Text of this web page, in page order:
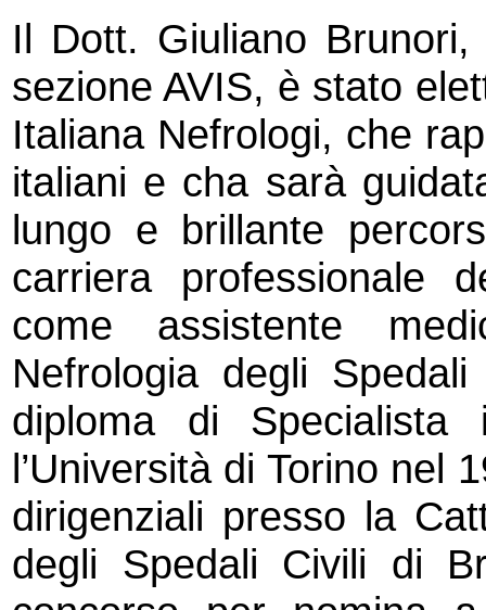
Il Dott. Giuliano
sezione AVIS, è stato
Italiana Nefrologi, che
italiani e cha sarà
lungo e brillante
carriera professionale
come assistente
Nefrologia degli
diploma di Specialista
l’Università di Torino nel
dirigenziali presso la
degli Spedali Civili di